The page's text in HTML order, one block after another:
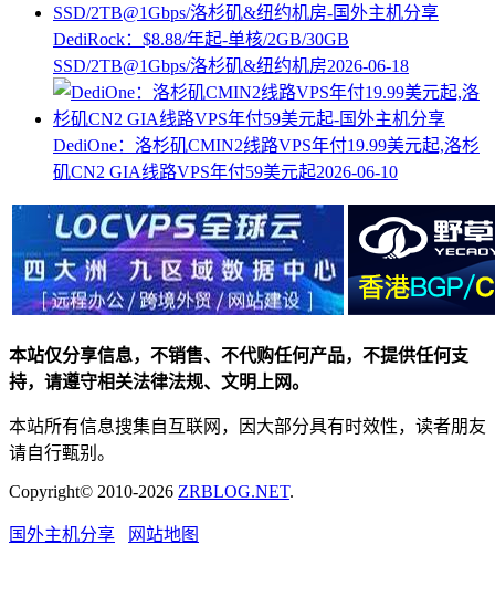
DediRock：$8.88/年起-单核/2GB/30GB
SSD/2TB@1Gbps/洛杉矶&纽约机房2026-06-18
DediOne：洛杉矶CMIN2线路VPS年付19.99美元起,洛杉
矶CN2 GIA线路VPS年付59美元起2026-06-10
本站仅分享信息，不销售、不代购任何产品，不提供任何支
持，请遵守相关法律法规、文明上网。
本站所有信息搜集自互联网，因大部分具有时效性，读者朋友
请自行甄别。
Copyright© 2010-2026 ZRBLOG.NET.
国外主机分享 网站地图